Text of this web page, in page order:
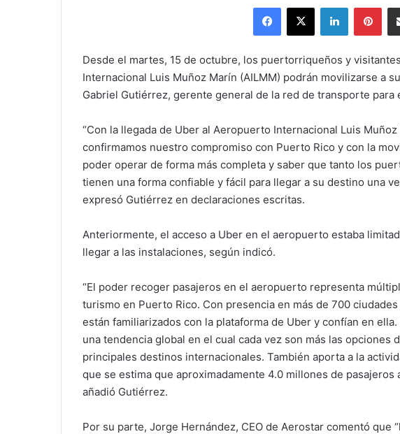
Facebook
X LinkedIn
Desde el martes, 15 de octubre, los puertorriqueños y
Internacional Luis Muñoz Marín (AILMM) podrán movilizarse a
Gabriel Gutiérrez, gerente general de la red de transporte para
“Con la llegada de Uber al Aeropuerto Internacional Luis
confirmamos nuestro compromiso con Puerto Rico y con la
poder operar de forma más completa y saber que tanto los
tienen una forma confiable y fácil para llegar a su destino una
expresó Gutiérrez en declaraciones escritas.
Anteriormente, el acceso a Uber en el aeropuerto estaba
llegar a las instalaciones, según indicó.
“El poder recoger pasajeros en el aeropuerto representa
turismo en Puerto Rico. Con presencia en más de 700
están familiarizados con la plataforma de Uber y confían en
una tendencia global en el cual cada vez son más las opciones
principales destinos internacionales. También aporta a la
que se estima que aproximadamente 4.0 millones de pasajeros
añadió Gutiérrez.
Por su parte, Jorge Hernández, CEO de Aerostar comentó que